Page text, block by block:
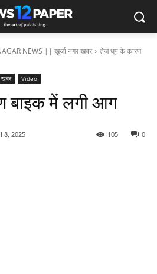
NEWS || खुर्जा नगर खबर
तेज धूप के कारण
खबर Video
बाइक में लगी आग
8, 2025 0
105